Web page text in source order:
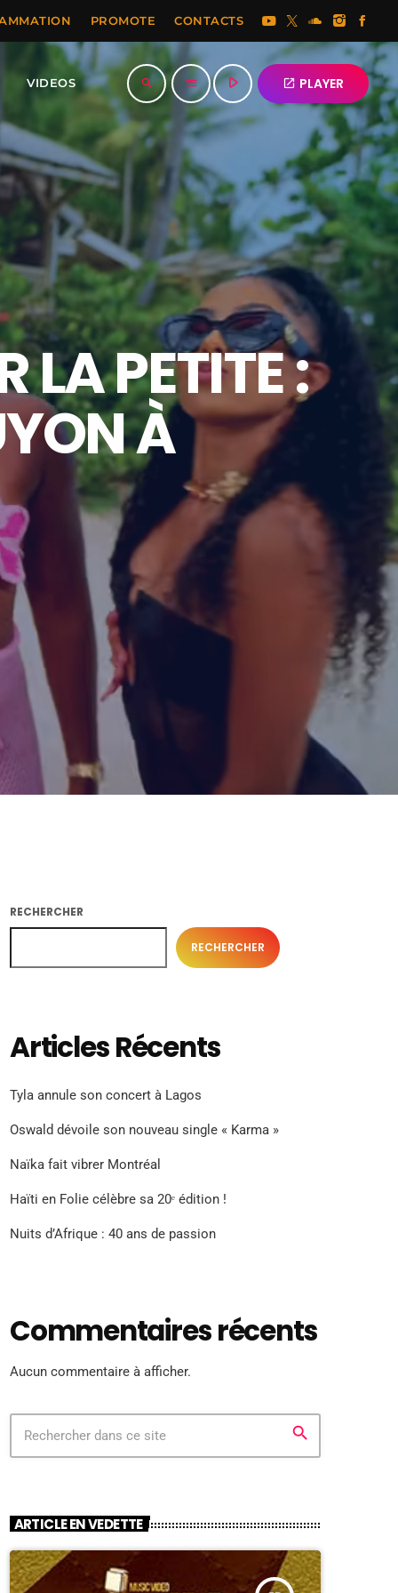
PROMOTE CONTACTS
VIDEOS search menu play_arrow open_in_new PLAYER
LA PETITE :
À
RECHERCHER
RECHERCHER
Articles Récents
Tyla annule son concert à Lagos
Oswald dévoile son nouveau single « Karma »
Naïka fait vibrer Montréal
Haïti en Folie célèbre sa 20ᵉ édition !
Nuits d’Afrique : 40 ans de passion
Commentaires récents
Aucun commentaire à afficher.
search
ARTICLE EN VEDETTE